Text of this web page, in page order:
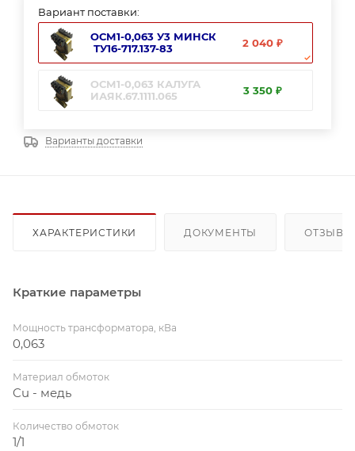
Вариант поставки:
ОСМ1-0,063 У3 МИНСК
ТУ16-717.137-83
2 040 ₽
ОСМ1-0,063 КАЛУГА
ИАЯК.67.1111.065
3 350 ₽
Варианты доставки
ХАРАКТЕРИСТИКИ ДОКУМЕНТЫ ОТЗЫВЫ
Краткие параметры
Мощность трансформатора, кВа
0,063
Материал обмоток
Cu - медь
Количество обмоток
1/1